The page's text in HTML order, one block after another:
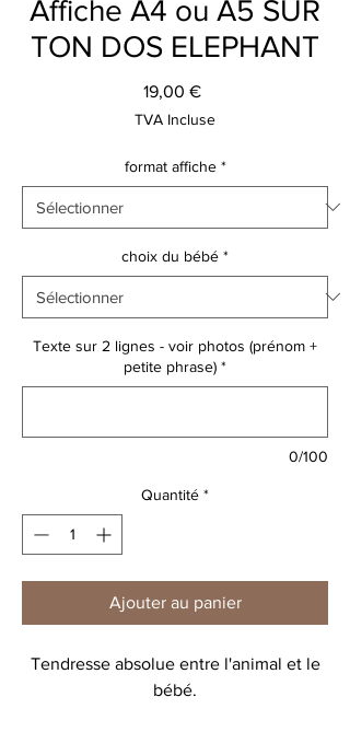
Affiche A4 ou A5 SUR
TON DOS ELEPHANT
19,00 €Prix
TVA Incluse
format affiche *
choix du bébé *
Texte sur 2 lignes - voir photos (prénom +
petite phrase) *
0/100
Quantité *
Ajouter au panier
Tendresse absolue entre l'animal et le
bébé.